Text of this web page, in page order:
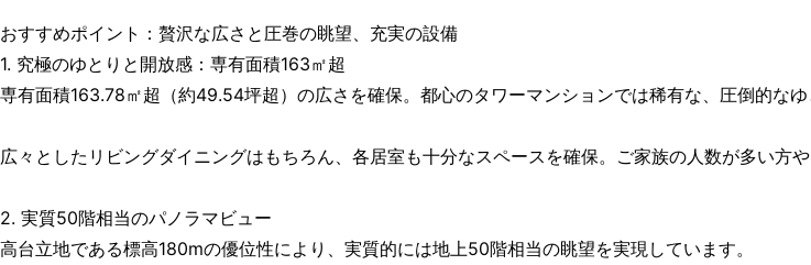
おすすめポイント：贅沢な広さと圧巻の眺望、充実の設備
1. 究極のゆとりと開放感：専有面積163㎡超
専有面積163.78㎡超（約49.54坪超）の広さを確保。都心のタワーマンションでは稀有な、圧倒的なゆ
広々としたリビングダイニングはもちろん、各居室も十分なスペースを確保。ご家族の人数が多い方
2. 実質50階相当のパノラマビュー
高台立地である標高180mの優位性により、実質的には地上50階相当の眺望を実現しています。